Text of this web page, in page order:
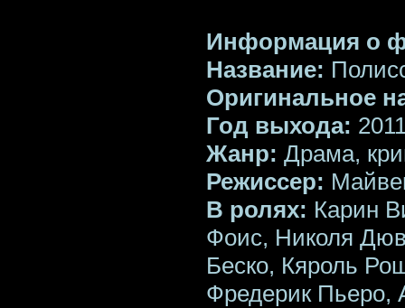
Информация о
Название:
Оригинальное
Год выхода:
Жанр: Драма,
Режиссер:
В ролях: Карин
Фоис, Николя
Беско, Кяроль
Фредерик Пьеро,